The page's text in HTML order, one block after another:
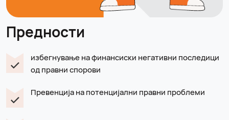
Предности
избегнување на финансиски негативни последици
од правни спорови
Превенција на потенцијални правни проблеми